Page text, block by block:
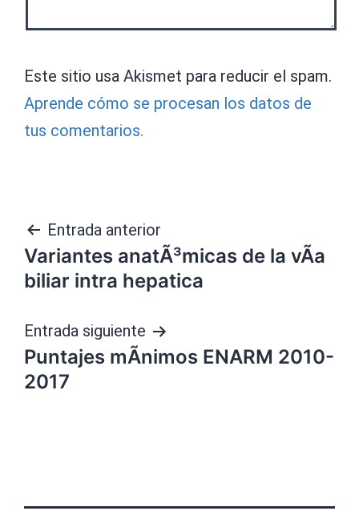
Este sitio usa Akismet para reducir el spam.
Aprende cómo se procesan los datos de
tus comentarios.
Navegación
de
Entrada anterior
Variantes anatÃ³micas de la vÃ­a
biliar intra hepatica
Entrada siguiente
Puntajes mÃ­nimos ENARM 2010-
2017